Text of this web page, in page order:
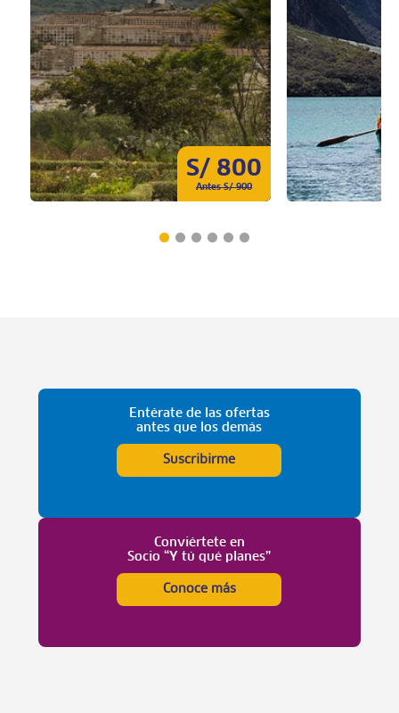
S/ 800
Antes S/ 900
Entérate de las ofertas
antes que los demás
Suscribirme
Conviértete en
Socio “Y tú qué planes”
Conoce más